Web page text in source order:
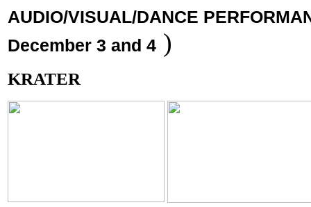
AUDIO/VISUAL/DANCE
December 3 and 4 )
KRATER